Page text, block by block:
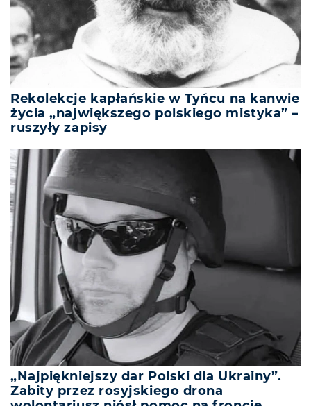
Rekolekcje kapłańskie w Tyńcu na kanwie
życia „największego polskiego mistyka” –
ruszyły zapisy
„Najpiękniejszy dar Polski dla Ukrainy”.
Zabity przez rosyjskiego drona